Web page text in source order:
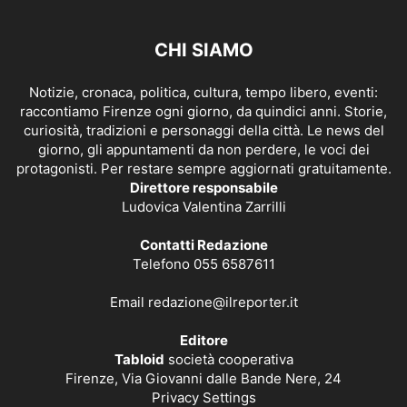
CHI SIAMO
Notizie, cronaca, politica, cultura, tempo libero, eventi:
raccontiamo Firenze ogni giorno, da quindici anni. Storie,
curiosità, tradizioni e personaggi della città. Le news del
giorno, gli appuntamenti da non perdere, le voci dei
protagonisti. Per restare sempre aggiornati gratuitamente.
Direttore responsabile
Ludovica Valentina Zarrilli
Contatti Redazione
Telefono 055 6587611
Email redazione@ilreporter.it
Editore
Tabloid società cooperativa
Firenze, Via Giovanni dalle Bande Nere, 24
Privacy Settings